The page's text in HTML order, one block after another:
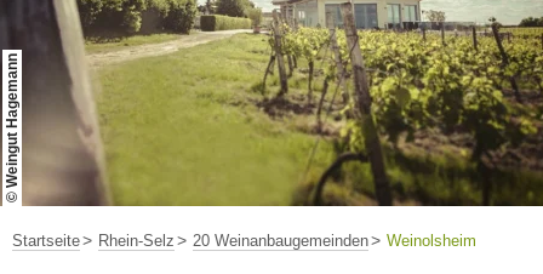
Buchen & Service
© Weingut Hagemann
Startseite Rhein-Selz 20 Weinanbaugemeinden Weinolsheim